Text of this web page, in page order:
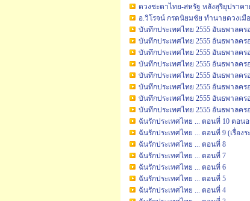
ดวงชะตาไทย-สหรัฐ หลังสุริยุปราคา
อ.วิโรจน์ กรดนิยมชัย ทำนายดวงเ
บันทึกประเทศไทย 2555 อันธพาลคร
บันทึกประเทศไทย 2555 อันธพาลคร
บันทึกประเทศไทย 2555 อันธพาลคร
บันทึกประเทศไทย 2555 อันธพาลคร
บันทึกประเทศไทย 2555 อันธพาลคร
บันทึกประเทศไทย 2555 อันธพาลคร
บันทึกประเทศไทย 2555 อันธพาลคร
บันทึกประเทศไทย 2555 อันธพาลคร
ฉันรักประเทศไทย ... ตอนที่ 10 ตอน
ฉันรักประเทศไทย ... ตอนที่ 9 (เรื่อง
ฉันรักประเทศไทย ... ตอนที่ 8
ฉันรักประเทศไทย ... ตอนที่ 7
ฉันรักประเทศไทย ... ตอนที่ 6
ฉันรักประเทศไทย ... ตอนที่ 5
ฉันรักประเทศไทย ... ตอนที่ 4